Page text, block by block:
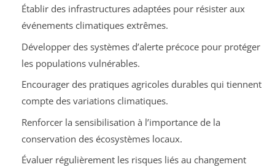
Établir des infrastructures adaptées pour résister aux
événements climatiques extrêmes.
Développer des systèmes d’alerte précoce pour protéger
les populations vulnérables.
Encourager des pratiques agricoles durables qui tiennent
compte des variations climatiques.
Renforcer la sensibilisation à l’importance de la
conservation des écosystèmes locaux.
Évaluer régulièrement les risques liés au changement